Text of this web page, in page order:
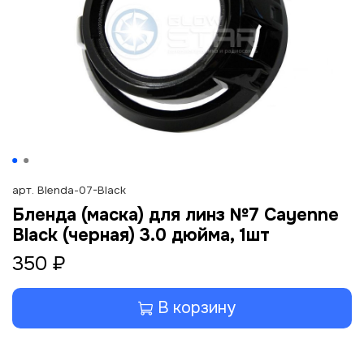
арт. Blenda-07-Black
Бленда (маска) для линз №7 Cayenne
Black (черная) 3.0 дюйма, 1шт
350 ₽
В корзину